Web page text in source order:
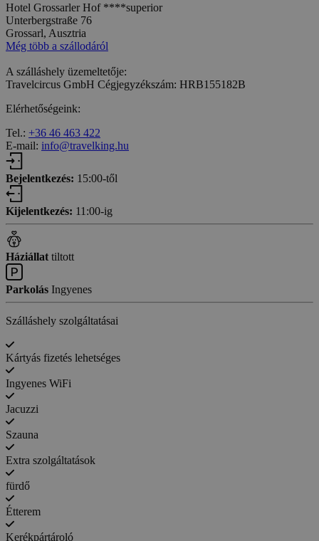
Hotel Grossarler Hof ****superior
Unterbergstraße 76
Grossarl, Ausztria
Még több a szállodáról
A szálláshely üzemeltetője:
Travelcircus GmbH Cégjegyzékszám: HRB155182B
Elérhetőségeink:
Tel.: +36 46 463 422
E-mail: info@travelking.hu
Bejelentkezés: 15:00-től
Kijelentkezés: 11:00-ig
Háziállat tiltott
Parkolás Ingyenes
Szálláshely szolgáltatásai
Kártyás fizetés lehetséges
Ingyenes WiFi
Jacuzzi
Szauna
Extra szolgáltatások
fürdő
Étterem
Kerékpártároló